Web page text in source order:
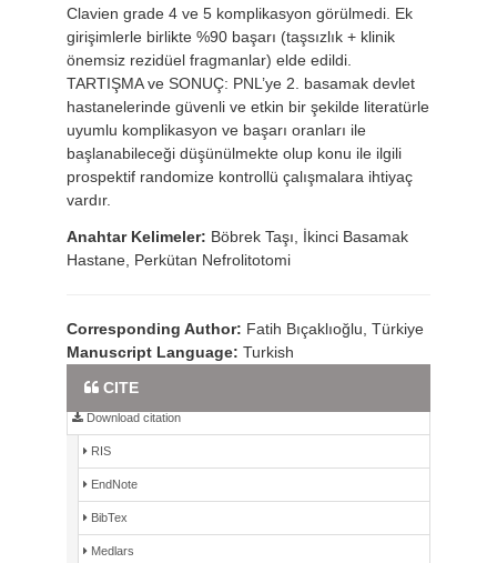
Clavien grade 4 ve 5 komplikasyon görülmedi. Ek
girişimlerle birlikte %90 başarı (taşsızlık + klinik
önemsiz rezidüel fragmanlar) elde edildi.
TARTIŞMA ve SONUÇ: PNL’ye 2. basamak devlet
hastanelerinde güvenli ve etkin bir şekilde literatürle
uyumlu komplikasyon ve başarı oranları ile
başlanabileceği düşünülmekte olup konu ile ilgili
prospektif randomize kontrollü çalışmalara ihtiyaç
vardır.
Anahtar Kelimeler: Böbrek Taşı, İkinci Basamak
Hastane, Perkütan Nefrolitotomi
Corresponding Author: Fatih Bıçaklıoğlu, Türkiye
Manuscript Language: Turkish
CITE
Full Text PDF
Download citation
RIS
EndNote
BibTex
Medlars